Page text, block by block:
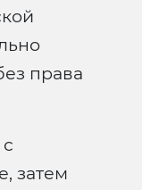
права
затем